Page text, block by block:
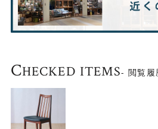
CHECKED ITEMS- 閲覧履